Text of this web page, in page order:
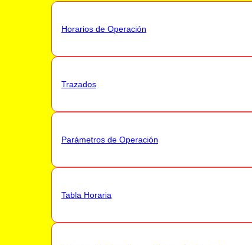
Horarios de Operación
Trazados
Parámetros de Operación
Tabla Horaria